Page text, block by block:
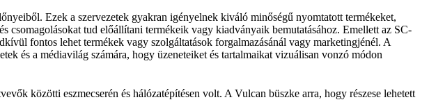
Ezek a szervezetek gyakran igényelnek kiváló minőségű nyomtatott termékeket,
tud előállítani termékeik vagy kiadványaik bemutatásához. Emellett az SC-
fontos lehet termékek vagy szolgáltatások forgalmazásánál vagy marketingjénél. A
és a médiavilág számára, hogy üzeneteiket és tartalmaikat vizuálisan vonzó módon
közötti eszmecserén és hálózatépítésen volt. A Vulcan büszke arra, hogy részese lehetett